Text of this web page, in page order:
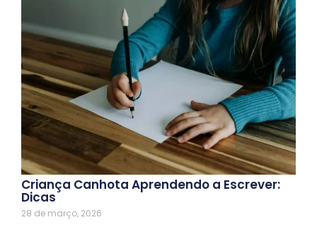
Criança Canhota Aprendendo a Escrever:
Dicas
28 de março, 2026